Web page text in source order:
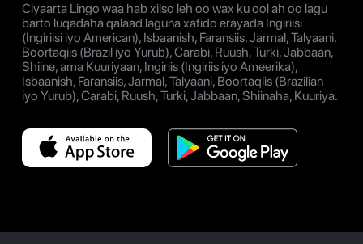
Ciyaarta Lingo waa hab xiiso leh oo wax ku ool ah oo lagu
barto luqadaha qalaad laguna xafido erayada Ingiriisi
(Ingiriisi iyo American), Isbaanish, Faransiis, Jarmal, Talyaani,
Boortaqiis (Brazil iyo Yurub), Carabi, Ruush, Turki, Jabbaan,
Shiine, ama Kuuriyaan, Ingiriis (Ingiriis iyo Ameerika),
Isbaanish, Faransiis, Jarmal, Talyaani, Boortaqiis (Brazilian
iyo Yurub), Carabi, Ruush, Turki, Jabbaan, Shiinaha, Kuuriya.